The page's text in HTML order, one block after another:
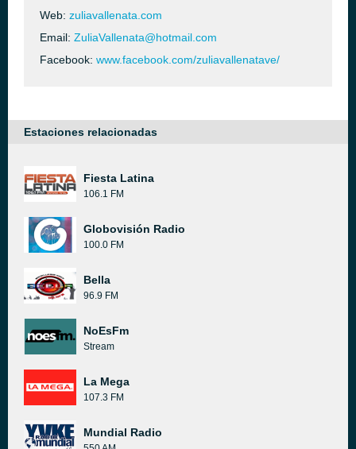
Web: zuliavallenata.com
Email: ZuliaVallenata@hotmail.com
Facebook: www.facebook.com/zuliavallenatave/
Estaciones relacionadas
Fiesta Latina
106.1 FM
Globovisión Radio
100.0 FM
Bella
96.9 FM
NoEsFm
Stream
La Mega
107.3 FM
Mundial Radio